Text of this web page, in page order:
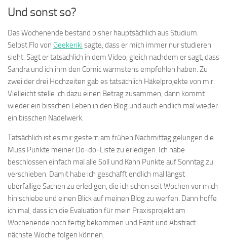
Und sonst so?
Das Wochenende bestand bisher hauptsächlich aus Studium.
Selbst Flo von Geekeriki sagte, dass er mich immer nur studieren
sieht. Sagt er tatsächlich in dem Video, gleich nachdem er sagt, dass
Sandra und ich ihm den Comic wärmstens empfohlen haben. Zu
zwei der drei Hochzeiten gab es tatsächlich Häkelprojekte von mir.
Vielleicht stelle ich dazu einen Betrag zusammen, dann kommt
wieder ein bisschen Leben in den Blog und auch endlich mal wieder
ein bisschen Nadelwerk.
Tatsächlich ist es mir gestern am frühen Nachmittag gelungen die
Muss Punkte meiner Do-do-Liste zu erledigen. Ich habe
beschlossen einfach mal alle Soll und Kann Punkte auf Sonntag zu
verschieben. Damit habe ich geschafft endlich mal längst
überfällige Sachen zu erledigen, die ich schon seit Wochen vor mich
hin schiebe und einen Blick auf meinen Blog zu werfen. Dann hoffe
ich mal, dass ich die Evaluation für mein Praxisprojekt am
Wochenende noch fertig bekommen und Fazit und Abstract
nächste Woche folgen können.